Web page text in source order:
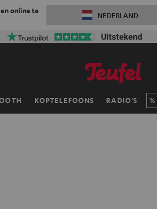
online te
NEDERLAND
KOPTELEFOONS RADIO'S